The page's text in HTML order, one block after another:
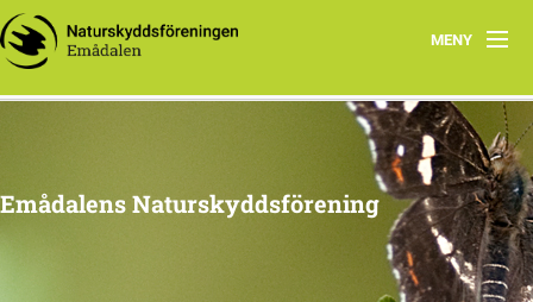
MENY
Hem
Program 2026
Ekhyddan
Styrelsen
Emådalens Naturskyddsförening